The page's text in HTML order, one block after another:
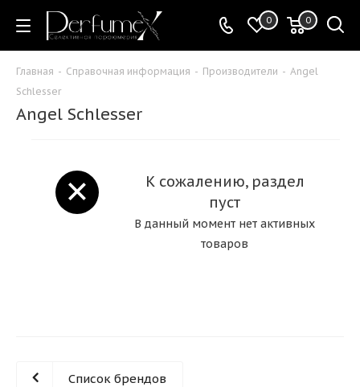
0 0
Главная - Справочная информация - Производители - Angel
Schlesser
Angel Schlesser
К сожалению, раздел
пуст
В данный момент нет активных
товаров
Список брендов